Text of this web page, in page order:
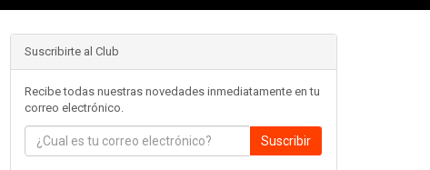
Suscribirte al Club
Recibe todas nuestras novedades inmediatamente en tu
correo electrónico.
Suscribir